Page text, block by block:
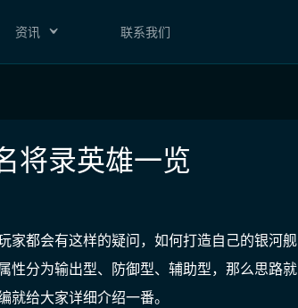
资讯 联系我们
将录英雄一览
家都会有这样的疑问，如何打造自己的银河舰
性分为输出型、防御型、辅助型，那么思路就
给大家详细介绍一番。